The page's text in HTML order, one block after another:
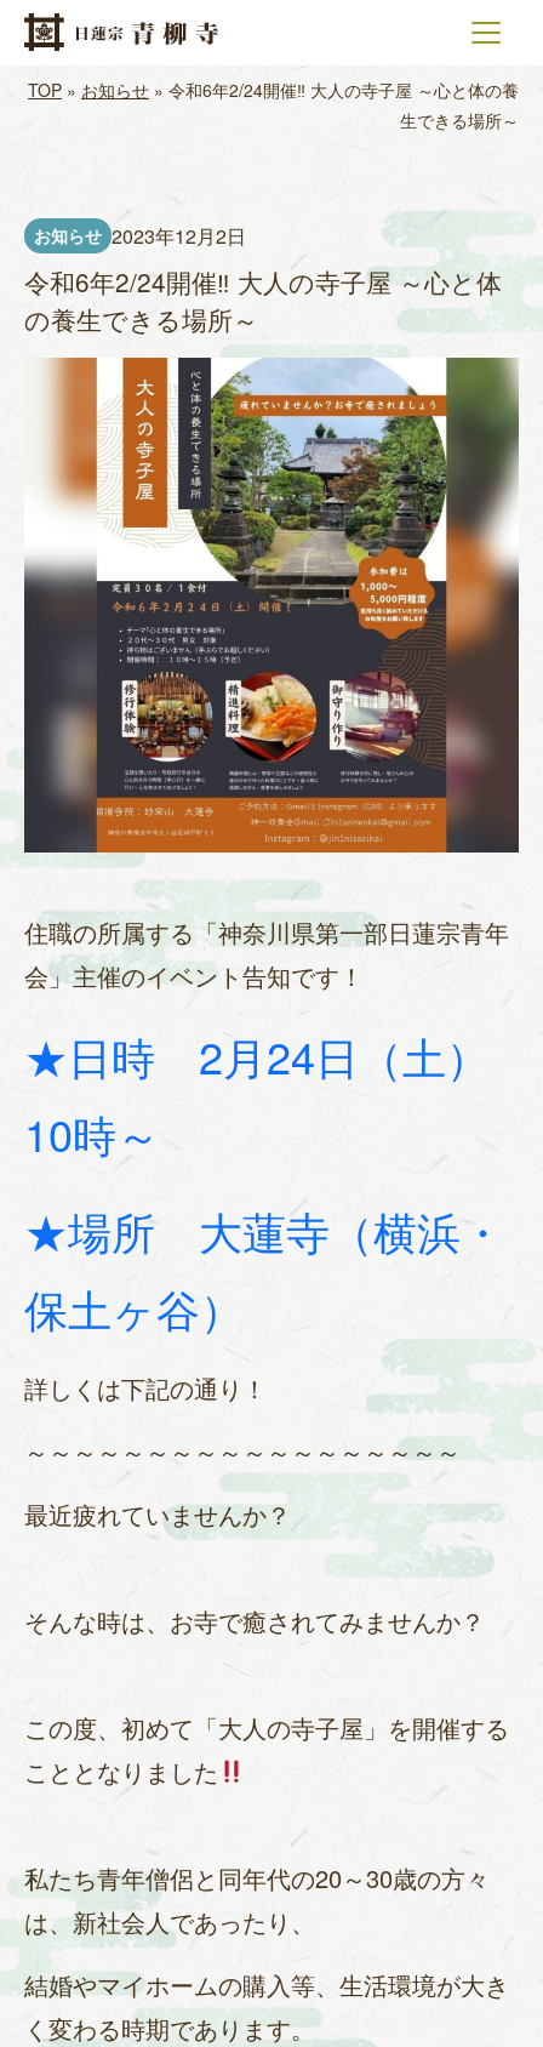
コンテンツへスキップ
メインナビゲーション
TOP » お知らせ » 令和6年2/24開催‼ 大人の寺子屋 ～心と体の養
生できる場所～
お知らせ 2023年12月2日
令和6年2/24開催‼ 大人の寺子屋 ～心と体
の養生できる場所～
住職の所属する「神奈川県第一部日蓮宗青年
会」主催のイベント告知です！
★日時 2月24日（土）
10時～
★場所 大蓮寺（横浜・
保土ヶ谷）
詳しくは下記の通り！
～～～～～～～～～～～～～～～～～～
最近疲れていませんか？
そんな時は、お寺で癒されてみませんか？
この度、初めて「大人の寺子屋」を開催する
こととなりました
私たち青年僧侶と同年代の20～30歳の方々
は、新社会人であったり、
結婚やマイホームの購入等、生活環境が大き
く変わる時期であります。